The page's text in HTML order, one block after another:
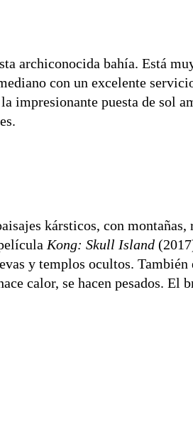
archiconocida bahía. Está
con un excelente
impresionante puesta de sol
kársticos, con montañas,
Kong: Skull Island
y templos ocultos. También
calor, se hacen pesados. El